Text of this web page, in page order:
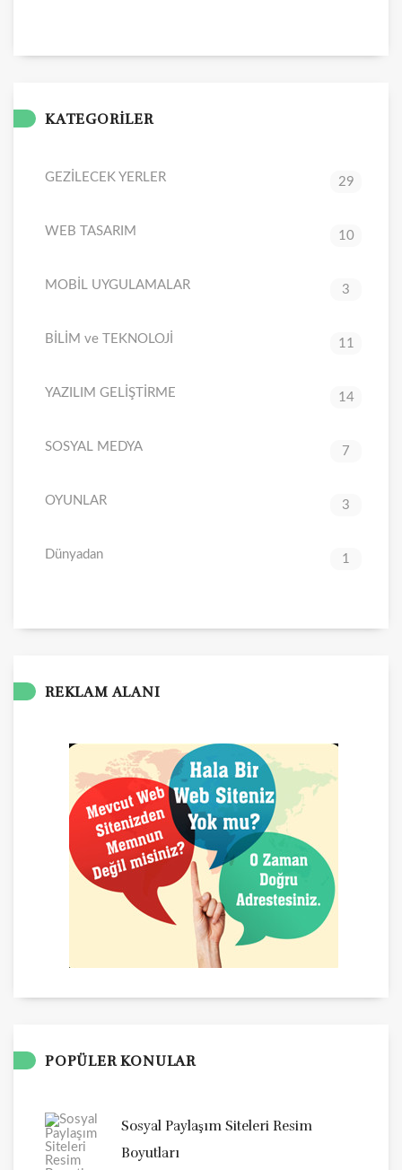
KATEGORİLER
GEZİLECEK YERLER 29
WEB TASARIM 10
MOBİL UYGULAMALAR 3
BİLİM ve TEKNOLOJİ 11
YAZILIM GELİŞTİRME 14
SOSYAL MEDYA 7
OYUNLAR 3
Dünyadan 1
REKLAM ALANI
POPÜLER KONULAR
Sosyal Paylaşım Siteleri Resim
Boyutları